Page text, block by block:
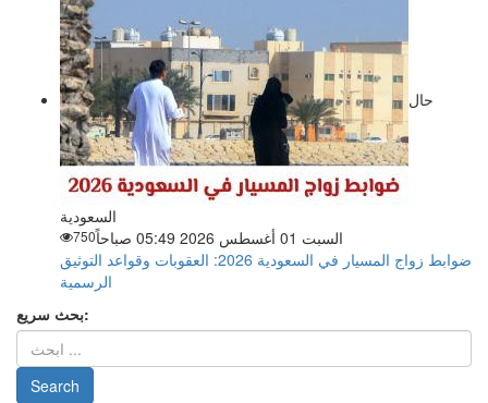
حال
السعودية
السبت 01 أغسطس 2026 05:49 صباحاً
750
ضوابط زواج المسيار في السعودية 2026: العقوبات وقواعد التوثيق
الرسمية
بحث سريع: